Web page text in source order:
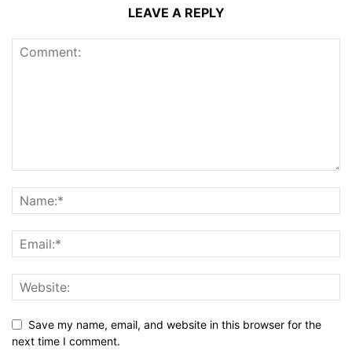
LEAVE A REPLY
Save my name, email, and website in this browser for the
next time I comment.